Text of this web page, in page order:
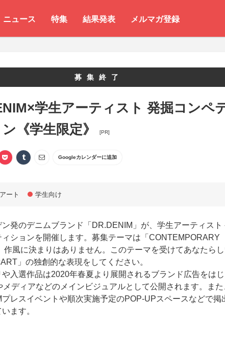
ニュース 特集 結果発表 メルマガ登録
募集終了
学生アーティスト 発掘コンペ
《学生限定》
[PR]
Googleカレンダーに追加
ート 学生向け
ン発のデニムブランド「DR.DENIM」が、学生アーティスト
ションを開催します。募集テーマは「CONTEMPORARY
作風に決まりはありません。このテーマを受けてあなたら
」の独創的な表現をしてください。
や入選作品は2020年春夏より展開されるブランド広告をはじ
ディアなどのメインビジュアルとして公開されます。また
プレスイベントや順次実施予定のPOP-UPスペースなどで掲
ます。